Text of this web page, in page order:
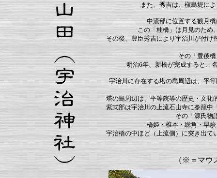
また、秀吉は、槇島堤に
中流部に位置する観月
この「桂橋」は月見のため
その後、豊臣秀吉により宇治川が付け
その「豊後
明治6年、新橋が完成すると、
宇治川に存在する塔の島周辺は、平
塔の島周辺は、平等院等の歴史・文化
紫式部は宇治川の上流石山寺に参籠中
その「源氏物
橋姫・椎本・総角・早
宇治橋の中ほど（上流側）に突き出て
（※＝マウ